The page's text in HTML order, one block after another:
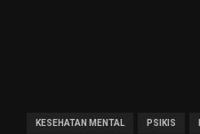
KESEHATAN MENTAL PSIKIS